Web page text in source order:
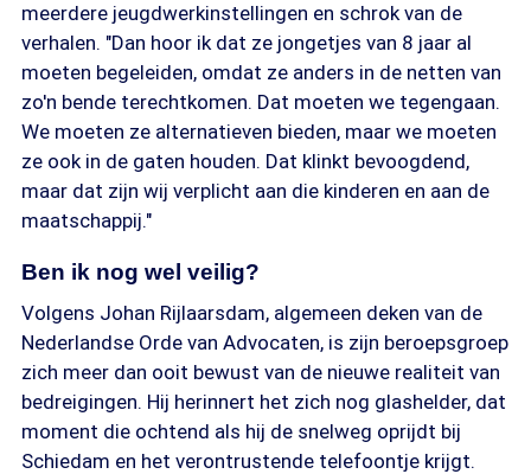
meerdere jeugdwerkinstellingen en schrok van de
verhalen. "Dan hoor ik dat ze jongetjes van 8 jaar al
moeten begeleiden, omdat ze anders in de netten van
zo'n bende terechtkomen. Dat moeten we tegengaan.
We moeten ze alternatieven bieden, maar we moeten
ze ook in de gaten houden. Dat klinkt bevoogdend,
maar dat zijn wij verplicht aan die kinderen en aan de
maatschappij."
Ben ik nog wel veilig?
Volgens Johan Rijlaarsdam, algemeen deken van de
Nederlandse Orde van Advocaten, is zijn beroepsgroep
zich meer dan ooit bewust van de nieuwe realiteit van
bedreigingen. Hij herinnert het zich nog glashelder, dat
moment die ochtend als hij de snelweg oprijdt bij
Schiedam en het verontrustende telefoontje krijgt.